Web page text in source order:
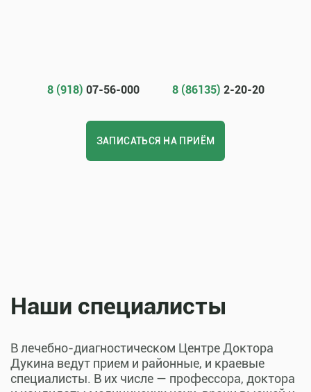
8 (918) 07-56-000 8 (86135) 2-20-20
ЗАПИСАТЬСЯ НА ПРИЁМ
Наши специалисты
В лечебно-диагностическом Центре Доктора
Дукина ведут прием и районные, и краевые
специалисты. В их числе — профессора, доктора